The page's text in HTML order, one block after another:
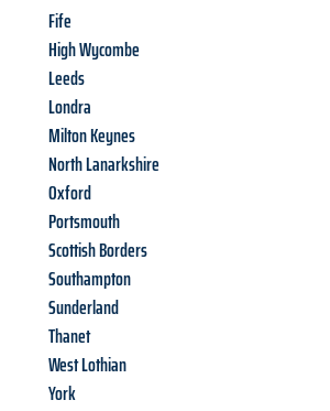
Fife
High Wycombe
Leeds
Londra
Milton Keynes
North Lanarkshire
Oxford
Portsmouth
Scottish Borders
Southampton
Sunderland
Thanet
West Lothian
York